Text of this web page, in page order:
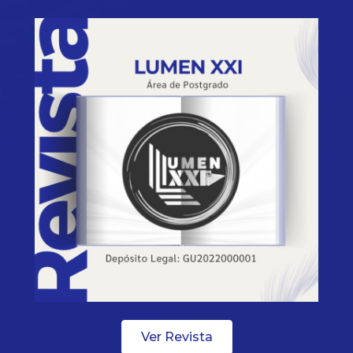
Ver Revista